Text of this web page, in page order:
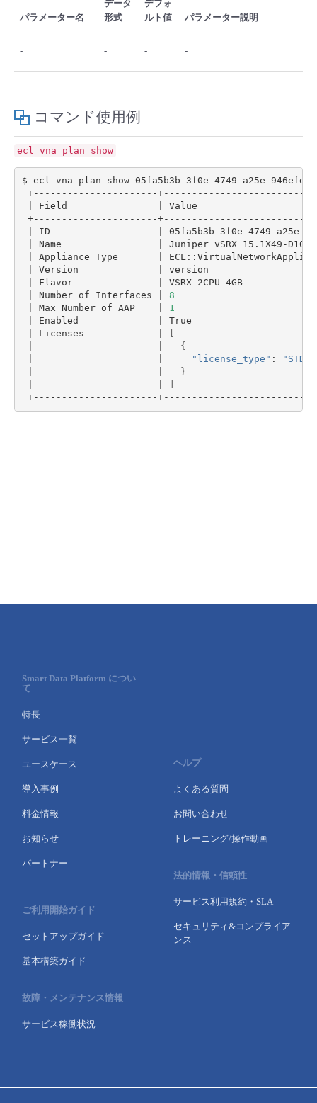
- APIリファレンス
- Flexible InterConnect
- Flexible Remote Access
- vUTM2
パラメーター名
データ
形式
デフォ
ルト値
パラメーター説明
- - - -
コマンド使用例
ecl vna plan show
$ ecl vna plan show 05fa5b3b-3f0e-4749-a25e-
+----------------------
Field
+----------------------
ID
05fa5b3b-3f0e-4749-
Name
Juniper_vSRX_15.1X49-
Appliance Type
Version
Flavor
VSRX-
Number of Interfaces
8
Max Number of AAP
1
Enabled
Licenses
{
"license_type" :
"STD"
}
Smart Data Platform につい
て
特長
サービス一覧
ユースケース
導入事例
料金情報
お知らせ
パートナー
ご利用開始ガイド
セットアップガイド
基本構築ガイド
故障・メンテナンス情報
サービス稼働状況
ヘルプ
よくある質問
お問い合わせ
トレーニング/操作動画
法的情報・信頼性
サービス利用規約・SLA
セキュリティ&コンプライア
ンス